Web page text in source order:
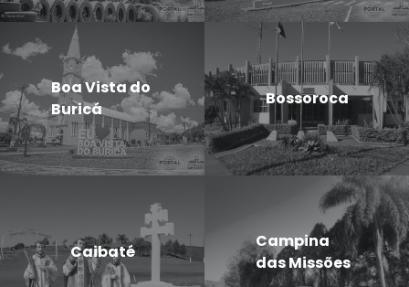
Boa Vista do
Buricá
Bossoroca
Caibaté
Campina
das Missões